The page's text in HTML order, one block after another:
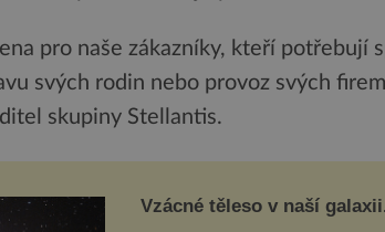
pro naše zákazníky, kteří potřebují
svých rodin nebo provoz svých
skupiny Stellantis.
Vzácné těleso v naší